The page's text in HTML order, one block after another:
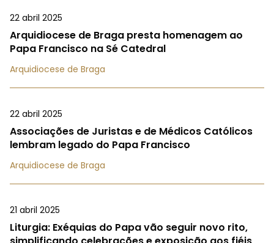
22 abril 2025
Arquidiocese de Braga presta homenagem ao
Papa Francisco na Sé Catedral
Arquidiocese de Braga
22 abril 2025
Associações de Juristas e de Médicos Católicos
lembram legado do Papa Francisco
Arquidiocese de Braga
21 abril 2025
Liturgia: Exéquias do Papa vão seguir novo rito,